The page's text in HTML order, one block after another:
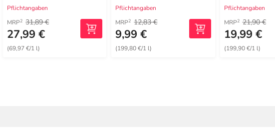
Pflichtangaben
MRP2 31,89 €
27,99 €
(69,97 €/1 l)
Pflichtangaben
MRP2 12,83 €
9,99 €
(199,80 €/1 l)
Pflichtangaben
MRP2 21,90 €
19,99 €
(199,90 €/1 l)